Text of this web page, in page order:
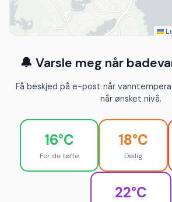
🔔 Varsle meg når
Få beskjed på e-post når
når ønsket nivå.
16°C
For de tøffe
18°C
Deilig
22°C